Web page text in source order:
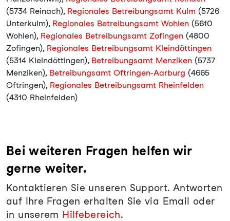
(5734 Reinach), Regionales Betreibungsamt Kulm (5726
Unterkulm), Regionales Betreibungsamt Wohlen (5610
Wohlen), Regionales Betreibungsamt Zofingen (4800
Zofingen), Regionales Betreibungsamt Kleindöttingen
(5314 Kleindöttingen), Betreibungsamt Menziken (5737
Menziken), Betreibungsamt Oftringen-Aarburg (4665
Oftringen), Regionales Betreibungsamt Rheinfelden
(4310 Rheinfelden)
Bei weiteren Fragen helfen wir
gerne weiter.
Kontaktieren Sie unseren Support. Antworten
auf Ihre Fragen erhalten Sie via Email oder
in unserem Hilfebereich.